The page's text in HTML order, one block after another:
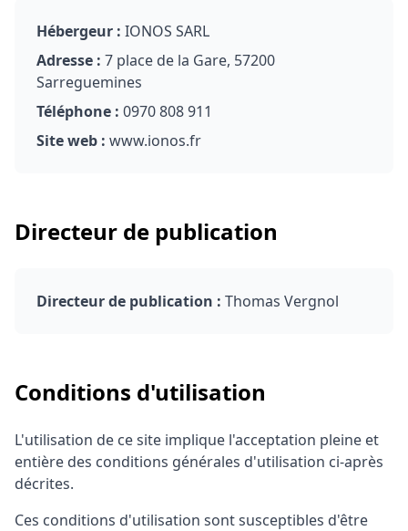
Hébergeur : IONOS SARL
Adresse : 7 place de la Gare, 57200
Sarreguemines
Téléphone : 0970 808 911
Site web : www.ionos.fr
Directeur de publication
Directeur de publication : Thomas Vergnol
Conditions d'utilisation
L'utilisation de ce site implique l'acceptation pleine et
entière des conditions générales d'utilisation ci-après
décrites.
Ces conditions d'utilisation sont susceptibles d'être